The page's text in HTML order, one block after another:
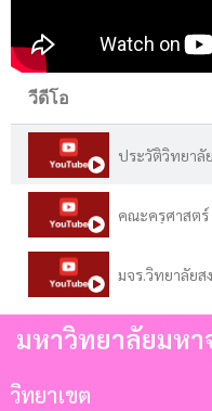
วีดีโอ
ประวัติวิทยาลั
คณะครุศาสตร์
มจร.วิทยาลัยส
มหาวิทยาลัยมห
วิทยาเขต